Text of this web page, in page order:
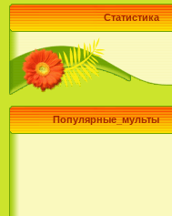
Статистика
Популярные_мульты